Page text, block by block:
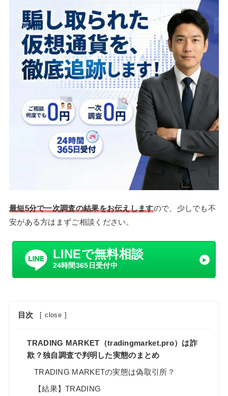
最短5分で一次調査の結果をお伝えしますので、少しでも不
安がある方はまずご相談ください。
LINEで無料相談
24時間365日受付中
目次 [ close ]
TRADING MARKET（tradingmarket.pro）は詐
欺？独自調査で判明した実態のまとめ
TRADING MARKETの実態は偽取引所？
【結果】TRADING